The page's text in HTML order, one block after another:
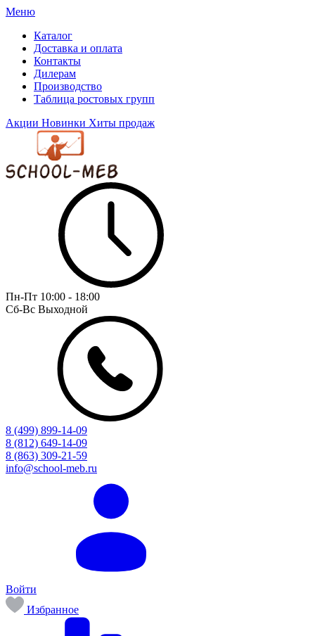
Меню
Каталог
Доставка и оплата
Контакты
Дилерам
Производство
Таблица ростовых групп
Акции Новинки Хиты продаж
Пн-Пт 10:00 - 18:00
Сб-Вс Выходной
8 (499) 899-14-09
8 (812) 649-14-09
8 (863) 309-21-59
info@school-meb.ru
Войти
Избранное